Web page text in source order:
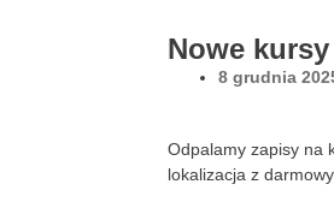
Nowe
8 grudnia
Odpalamy zapisy na
lokalizacja z